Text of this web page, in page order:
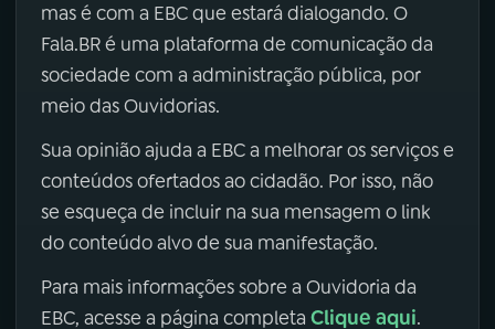
mas é com a EBC que estará dialogando. O
Fala.BR é uma plataforma de comunicação da
sociedade com a administração pública, por
meio das Ouvidorias.
Sua opinião ajuda a EBC a melhorar os serviços e
conteúdos ofertados ao cidadão. Por isso, não
se esqueça de incluir na sua mensagem o link
do conteúdo alvo de sua manifestação.
Para mais informações sobre a Ouvidoria da
EBC, acesse a página completa Clique aqui.